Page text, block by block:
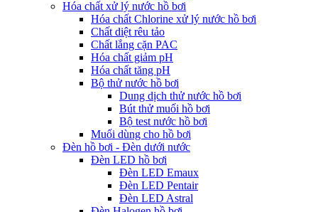
Hóa chất xử lý nước hồ bơi
Hóa chất Chlorine xử lý nước hồ bơi
Chất diệt rêu tảo
Chất lắng cặn PAC
Hóa chất giảm pH
Hóa chất tăng pH
Bộ thử nước hồ bơi
Dung dịch thử nước hồ bơi
Bút thử muối hồ bơi
Bộ test nước hồ bơi
Muối dùng cho hồ bơi
Đèn hồ bơi - Đèn dưới nước
Đèn LED hồ bơi
Đèn LED Emaux
Đèn LED Pentair
Đèn LED Astral